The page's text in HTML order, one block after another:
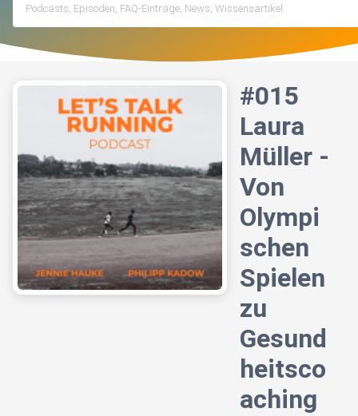
#015
Laura
Müller -
Von
Olympi
schen
Spielen
zu
Gesund
heitsco
aching